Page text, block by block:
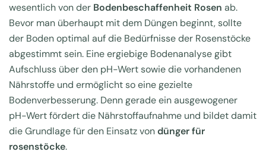
wesentlich von der Bodenbeschaffenheit Rosen ab.
Bevor man überhaupt mit dem Düngen beginnt, sollte
der Boden optimal auf die Bedürfnisse der Rosenstöcke
abgestimmt sein. Eine ergiebige Bodenanalyse gibt
Aufschluss über den pH-Wert sowie die vorhandenen
Nährstoffe und ermöglicht so eine gezielte
Bodenverbesserung. Denn gerade ein ausgewogener
pH-Wert fördert die Nährstoffaufnahme und bildet damit
die Grundlage für den Einsatz vondünger für
rosenstöcke.